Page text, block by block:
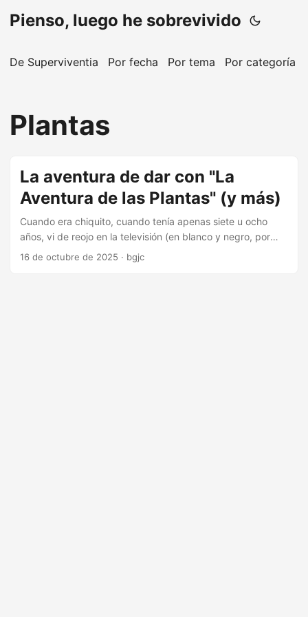
Pienso, luego he sobrevivido
De Superviventia Por fecha Por tema Por categoría
Plantas
La aventura de dar con "La
Aventura de las Plantas" (y más)
Cuando era chiquito, cuando tenía apenas siete u ocho
años, vi de reojo en la televisión (en blanco y negro, por
supuesto) la cabecera de un programa que llegué a ver y
16 de octubre de 2025 · bgjc